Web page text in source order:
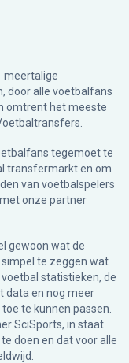
meertalige
door alle voetbalfans
omtrent het meeste
tegemoet te
transfermarkt en om
van voetbalspelers
onze partner
gewoon wat de
te zeggen wat
statistieken, de
data en nog meer
te kunnen passen.
SciSports, in staat
doen en dat voor alle